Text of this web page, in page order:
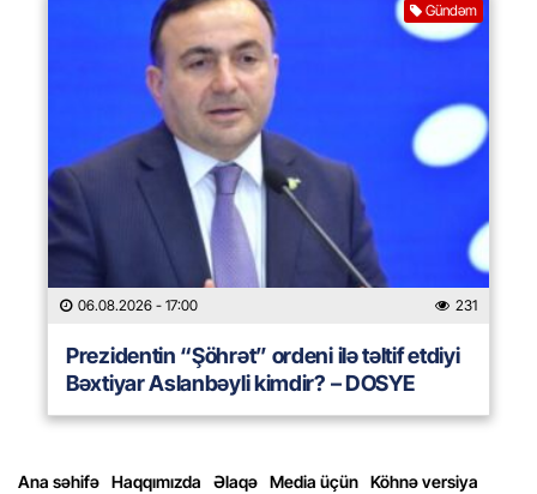
Gündəm
06.08.2026 - 17:00 231
Prezidentin “Şöhrət” ordeni ilə təltif etdiyi
Bəxtiyar Aslanbəyli kimdir? – DOSYE
Ana səhifə Haqqımızda Əlaqə Media üçün Köhnə versiya